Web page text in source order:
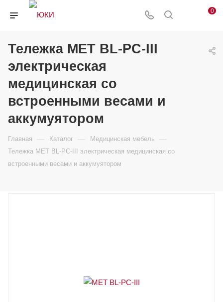
0
Тележка МЕТ BL-PC-III
электрическая
медицинская со
встроенными весами и
аккумуятором
Главная — Каталог — Медицинская мебель —
Тележка МЕТ BL-PC-III электрическая медицинская со
встроенными весами и аккумуятором